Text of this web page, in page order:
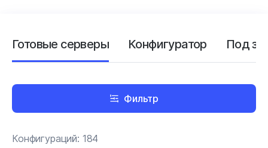
Готовые серверы Конфигуратор Под
Фильтр
Конфигураций: 184